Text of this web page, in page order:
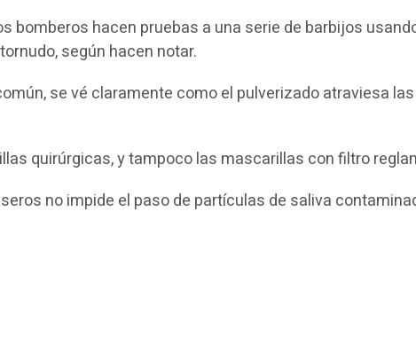
bomberos hacen pruebas a una serie de barbijos
según hacen notar.
se vé claramente como el pulverizado atraviesa
quirúrgicas, y tampoco las mascarillas con filtro
no impide el paso de partículas de saliva